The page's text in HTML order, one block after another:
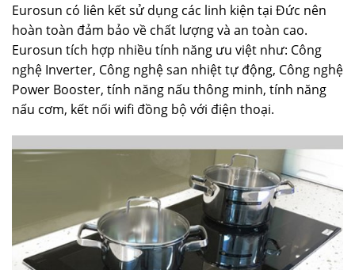
Eurosun có liên kết sử dụng các linh kiện tại Đức nên
hoàn toàn đảm bảo về chất lượng và an toàn cao.
Eurosun tích hợp nhiều tính năng ưu việt như: Công
nghệ Inverter, Công nghệ san nhiệt tự động, Công nghệ
Power Booster, tính năng nấu thông minh, tính năng
nấu cơm, kết nối wifi đồng bộ với điện thoại.